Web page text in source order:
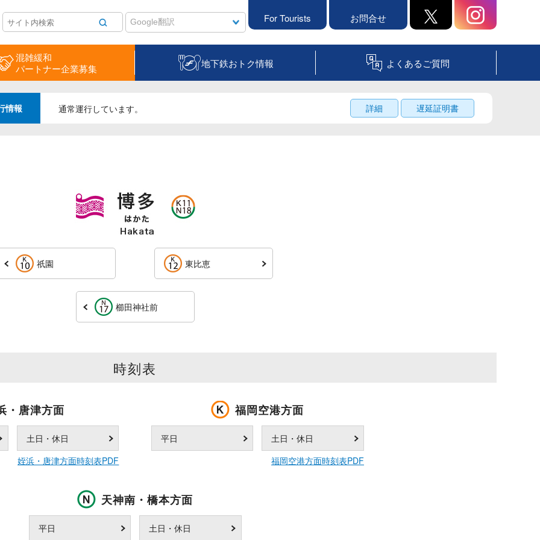
For Tourists お問合せ
混雑緩和
パートナー企業募集
地下鉄おトク情報 よくあるご質問
情報 通常運行しています。 詳細 遅延証明書
祇園 東比恵
櫛田神社前
時刻表
・唐津方面
土日・休日
姪浜・唐津方面時刻表PDF
福岡空港方面
平日
土日・休日
福岡空港方面時刻表PDF
天神南・橋本方面
平日 土日・休日